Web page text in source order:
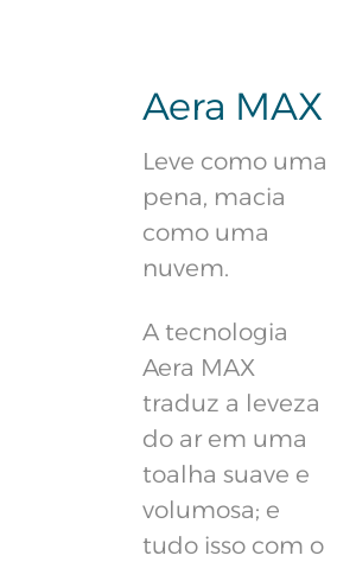
Aera MAX
Leve como uma
pena, macia
como uma
nuvem.
A tecnologia
Aera MAX
traduz a leveza
do ar em uma
toalha suave e
volumosa; e
tudo isso com o